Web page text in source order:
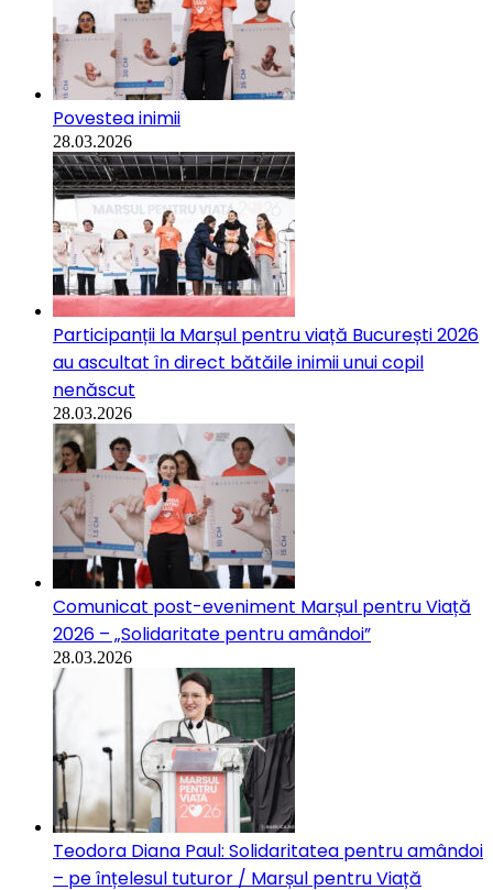
Povestea inimii
28.03.2026
Participanții la Marșul pentru viață București 2026
au ascultat în direct bătăile inimii unui copil
nenăscut
28.03.2026
Comunicat post-eveniment Marșul pentru Viață
2026 – „Solidaritate pentru amândoi”
28.03.2026
Teodora Diana Paul: Solidaritatea pentru amândoi
– pe înțelesul tuturor / Marșul pentru Viață